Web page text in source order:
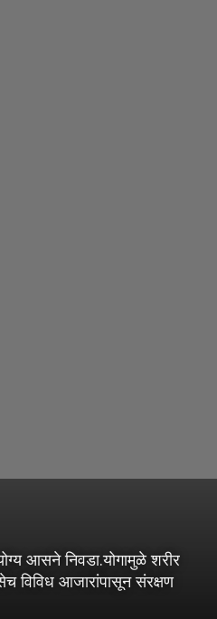
आसने निवडा.योगामुळे शरीर
विविध आजारांपासून संरक्षण